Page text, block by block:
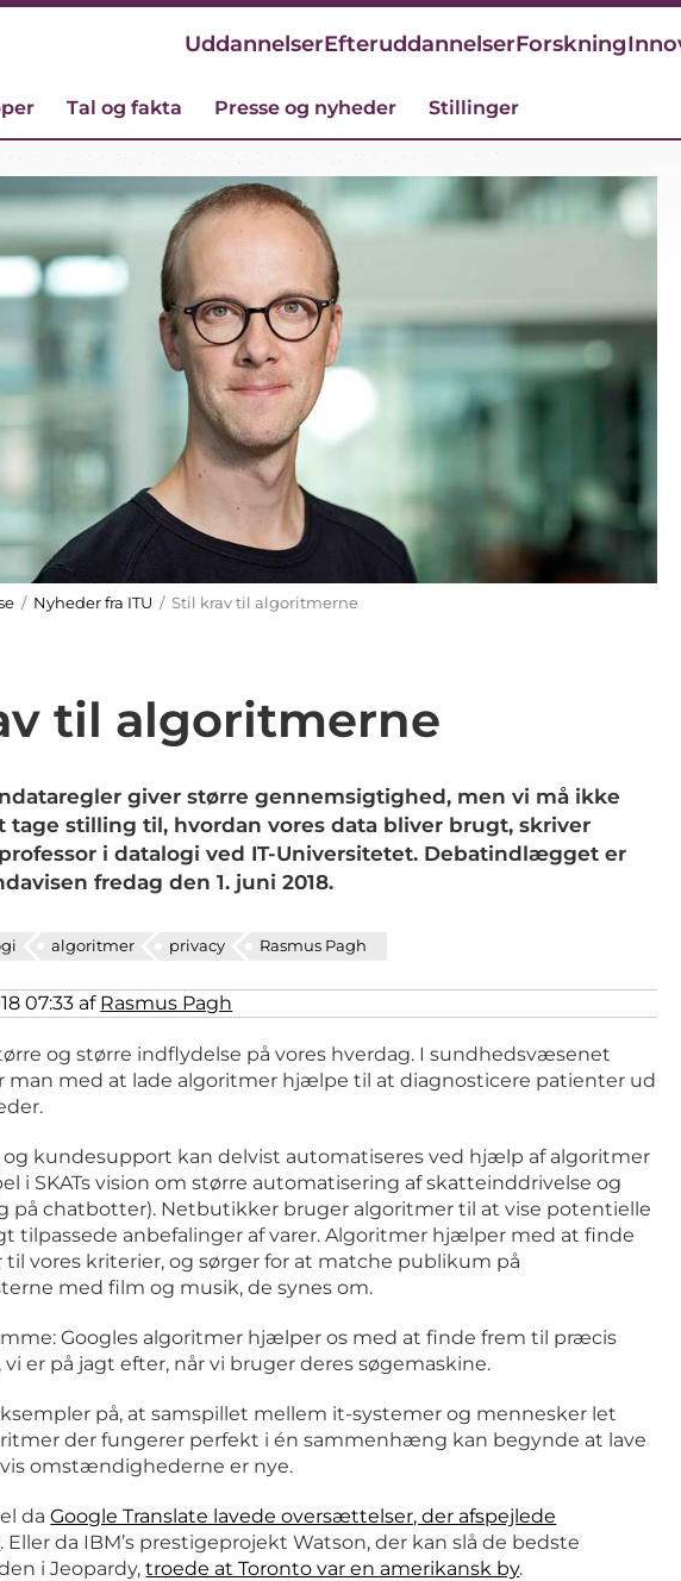
UddannelserEfteruddannelserForskning
Tal og fakta Presse og nyheder Stillinger
/ Nyheder fra ITU / Stil krav til algoritmerne
til algoritmerne
giver større gennemsigtighed, men vi må ikke
tage stilling til, hvordan vores data bliver brugt, skriver
i datalogi ved IT-Universitetet. Debatindlægget er
fredag den 1. juni 2018.
algoritmer privacy Rasmus Pagh
07:33 af Rasmus Pagh
og større indflydelse på vores hverdag. I sundhedsvæsenet
man med at lade algoritmer hjælpe til at diagnosticere patienter ud
og kundesupport kan delvist automatiseres ved hjælp af algoritmer
i SKATs vision om større automatisering af skatteinddrivelse og
på chatbotter). Netbutikker bruger algoritmer til at vise potentielle
tilpassede anbefalinger af varer. Algoritmer hjælper med at finde
til vores kriterier, og sørger for at matche publikum på
med film og musik, de synes om.
Googles algoritmer hjælper os med at finde frem til præcis
er på jagt efter, når vi bruger deres søgemaskine.
på, at samspillet mellem it-systemer og mennesker let
der fungerer perfekt i én sammenhæng kan begynde at lave
omstændighederne er nye.
daGoogle Translate lavede oversættelser, der afspejlede
. Eller da IBM’s prestigeprojekt Watson, der kan slå de bedste
i Jeopardy,troede at Toronto var en amerikansk by.